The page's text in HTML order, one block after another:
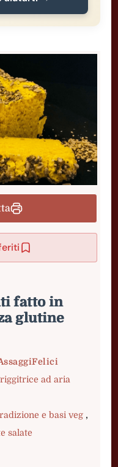
fatto in
glutine
ad aria
e basi veg ,
salate